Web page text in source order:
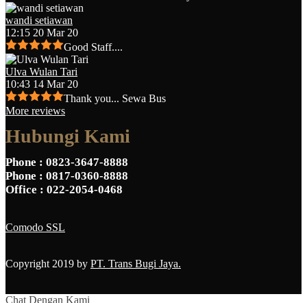
wandi setiawan
12:15 20 Mar 20
Good Staff....
Ulva Wulan Tari
10:43 14 Mar 20
Thank you... Sewa Bus
More reviews
Hubungi Kami
Phone : 0823-3647-8888
Phone : 0817-0360-8888
Office : 022-2054-0468
Comodo SSL
Copyright 2019 by PT. Trans Bugi Jaya.
Chat Dengan Kami